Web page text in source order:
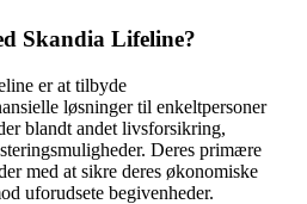
Skandia Lifeline?
er at tilbyde
løsninger til enkeltpersoner
blandt andet livsforsikring,
Deres primære
med at sikre deres økonomiske
uforudsete begivenheder.